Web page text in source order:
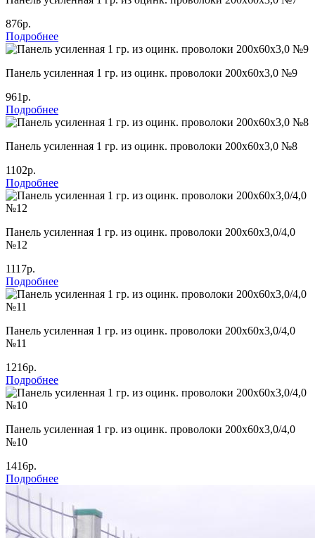
876р.
Подробнее
Панель усиленная 1 гр. из оцинк. проволоки 200х60х3,0 №9
961р.
Подробнее
Панель усиленная 1 гр. из оцинк. проволоки 200х60х3,0 №8
1102р.
Подробнее
Панель усиленная 1 гр. из оцинк. проволоки 200х60х3,0/4,0
№12
1117р.
Подробнее
Панель усиленная 1 гр. из оцинк. проволоки 200х60х3,0/4,0
№11
1216р.
Подробнее
Панель усиленная 1 гр. из оцинк. проволоки 200х60х3,0/4,0
№10
1416р.
Подробнее